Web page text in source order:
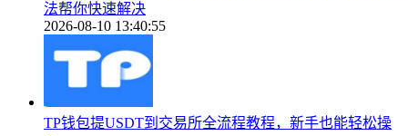
法帮你快速解决
2026-08-10 13:40:55
TP钱包提USDT到交易所全流程教程，新手也能轻松操